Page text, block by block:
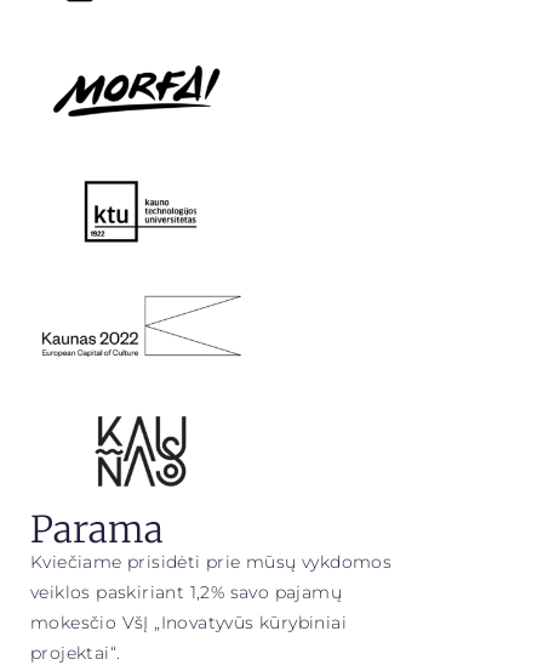
Parama
Kviečiame prisidėti prie mūsų vykdomos
veiklos paskiriant 1,2% savo pajamų
mokesčio VšĮ „Inovatyvūs kūrybiniai
projektai“.